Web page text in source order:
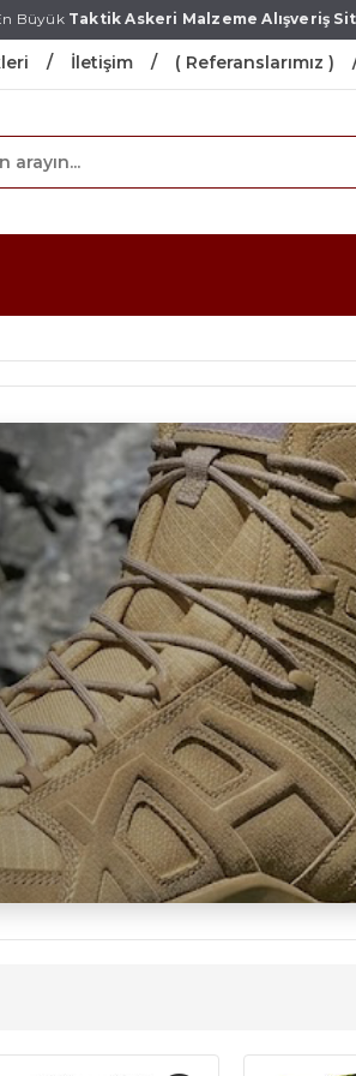
BüyükTaktik Askeri Malzeme Alışveriş
İletişim ( Referanslarımız )